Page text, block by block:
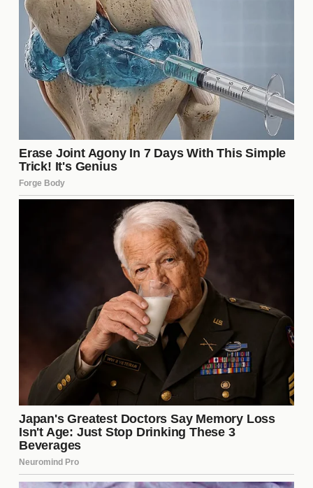
Mientras algunos apoyan la idea y ven un futuro
prometedor, otros expresan su preocupación por la
posible salida de jugadores queridos. Esta mezcla
de emociones refleja la pasión que los seguidores
tienen por sus equipos y cómo cada decisión puede
afectar la conexión con los jugadores. La
comunidad futbolística está atenta a los próximos
movimientos en este emocionante capítulo de la
Liga MX.
Razones Detrás del Intercambio
El intercambio entre América y Tigres puede ser
impulsado por diversas razones estratégicas. Cada
club tiene sus propias necesidades y objetivos que
buscan satisfacer. Algunas de las razones más
destacadas incluyen:
Refuerzo de la plantilla: Ambos equipos
buscan mejorar su competitividad en la liga.
Adaptación táctica:
La incorporación de
jugadores que se alineen mejor con la filosofía
del entrenador.
Rejuvenecimiento del equipo:Intercambiar
jugadores veteranos por talentos más jóvenes
puede ser clave para el futuro.